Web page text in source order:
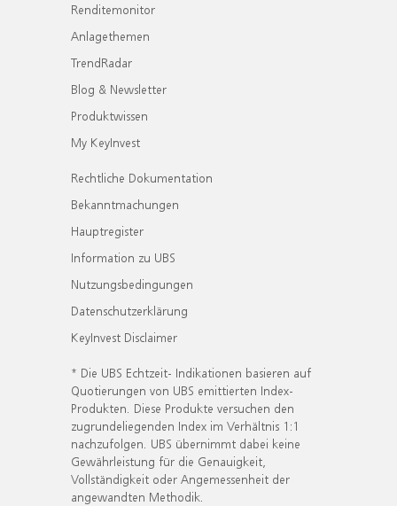
Renditemonitor
Anlagethemen
TrendRadar
Blog & Newsletter
Produktwissen
My KeyInvest
Rechtliche Dokumentation
Bekanntmachungen
Hauptregister
Information zu UBS
Nutzungsbedingungen
Datenschutzerklärung
KeyInvest Disclaimer
* Die UBS Echtzeit- Indikationen basieren auf
Quotierungen von UBS emittierten Index-
Produkten. Diese Produkte versuchen den
zugrundeliegenden Index im Verhältnis 1:1
nachzufolgen. UBS übernimmt dabei keine
Gewährleistung für die Genauigkeit,
Vollständigkeit oder Angemessenheit der
angewandten Methodik.